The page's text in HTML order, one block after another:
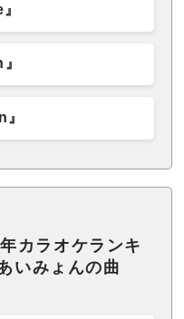
』
カラオケランキ
いみょんの曲